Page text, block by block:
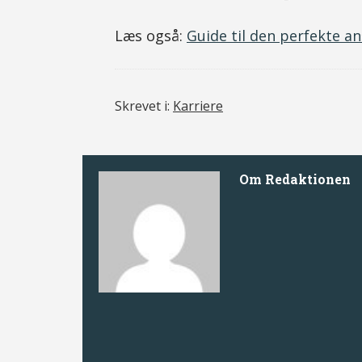
Læs også: Guide til den perfekte
Skrevet i: Karriere
Om Redaktionen